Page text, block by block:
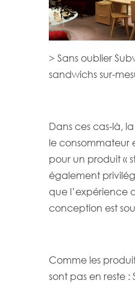
> Sans oublier
sandwichs sur-
Dans ces cas-là,
le consommateur
pour un produit «
également
que l’expérience
conception est
Comme les
sont pas en reste